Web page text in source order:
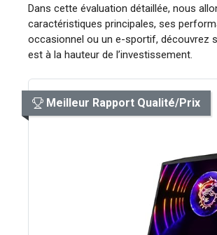
Dans cette évaluation détaillée, nous
caractéristiques principales, ses
occasionnel ou un e-sportif, découvrez
est à la hauteur de l’investissement.
Meilleur Rapport Qualité/Prix